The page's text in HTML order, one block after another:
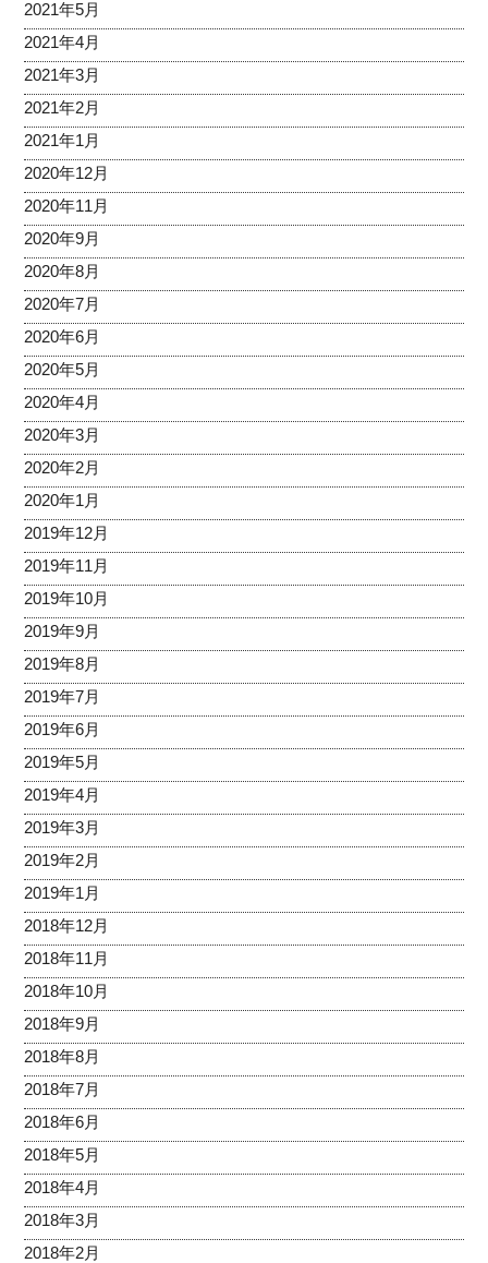
2021年5月
2021年4月
2021年3月
2021年2月
2021年1月
2020年12月
2020年11月
2020年9月
2020年8月
2020年7月
2020年6月
2020年5月
2020年4月
2020年3月
2020年2月
2020年1月
2019年12月
2019年11月
2019年10月
2019年9月
2019年8月
2019年7月
2019年6月
2019年5月
2019年4月
2019年3月
2019年2月
2019年1月
2018年12月
2018年11月
2018年10月
2018年9月
2018年8月
2018年7月
2018年6月
2018年5月
2018年4月
2018年3月
2018年2月